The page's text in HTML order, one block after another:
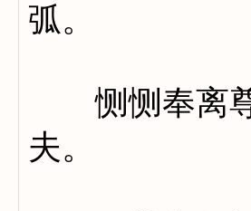
弧。
恻恻奉离尊
夫。